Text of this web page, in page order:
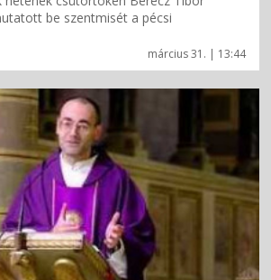
március 31. | 13:44
be szentmisét a pécsi